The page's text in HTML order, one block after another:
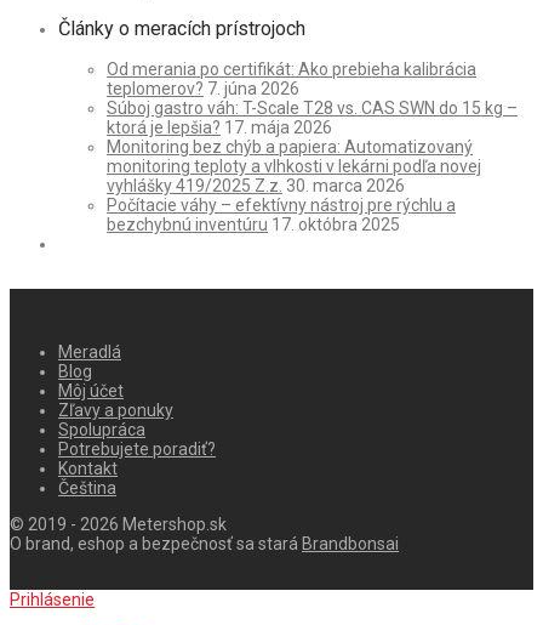
Články o meracích prístrojoch
Od merania po certifikát: Ako prebieha kalibrácia
teplomerov? 7. júna 2026
Súboj gastro váh: T-Scale T28 vs. CAS SWN do 15 kg –
ktorá je lepšia? 17. mája 2026
Monitoring bez chýb a papiera: Automatizovaný
monitoring teploty a vlhkosti v lekárni podľa novej
vyhlášky 419/2025 Z.z. 30. marca 2026
Počítacie váhy – efektívny nástroj pre rýchlu a
bezchybnú inventúru 17. októbra 2025
Meradlá
Blog
Môj účet
Zľavy a ponuky
Spolupráca
Potrebujete poradiť?
Kontakt
Čeština
© 2019 - 2026 Metershop.sk
O brand, eshop a bezpečnosť sa stará Brandbonsai
Prihlásenie